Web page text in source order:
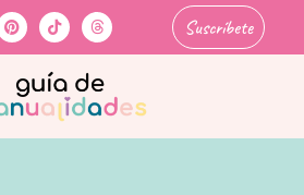
Suscríbete